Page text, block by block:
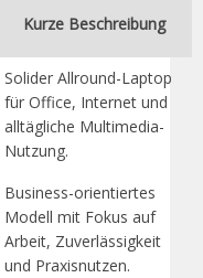
Kurze Beschreibung
Solider Allround-Laptop
für Office, Internet und
alltägliche Multimedia-
Nutzung.
Business-orientiertes
Modell mit Fokus auf
Arbeit, Zuverlässigkeit
und Praxisnutzen.